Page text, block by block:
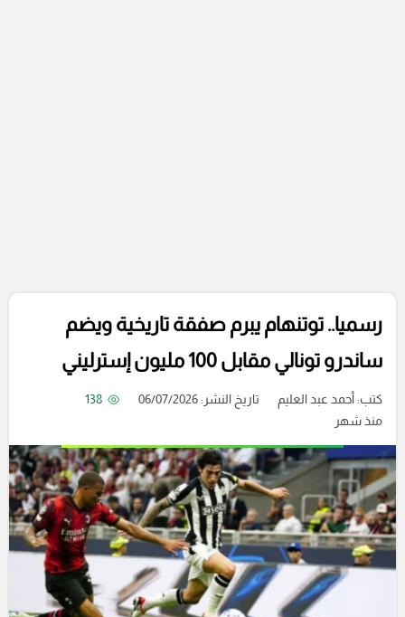
رسميا.. توتنهام يبرم صفقة تاريخية ويضم
ساندرو تونالي مقابل 100 مليون إسترليني
كتب:أحمد عبد العليم تاريخ النشر: 06/07/2026
138
منذ شهر